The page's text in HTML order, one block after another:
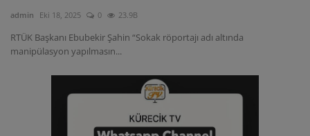
admin Eki 18, 2025 0 23.9B
RTÜK Başkanı Ebubekir Şahin “Sokak röportajı adı altında
manipülasyon yapılmasın...